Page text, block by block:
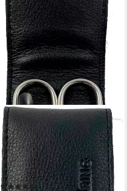
PFEILRING
Maniküre-Etui Taschenetui
Nappaleder, 3 tlg., Etui aus
feinstem Leder, drei
Instrumente aus Stahl, klein &
(13)